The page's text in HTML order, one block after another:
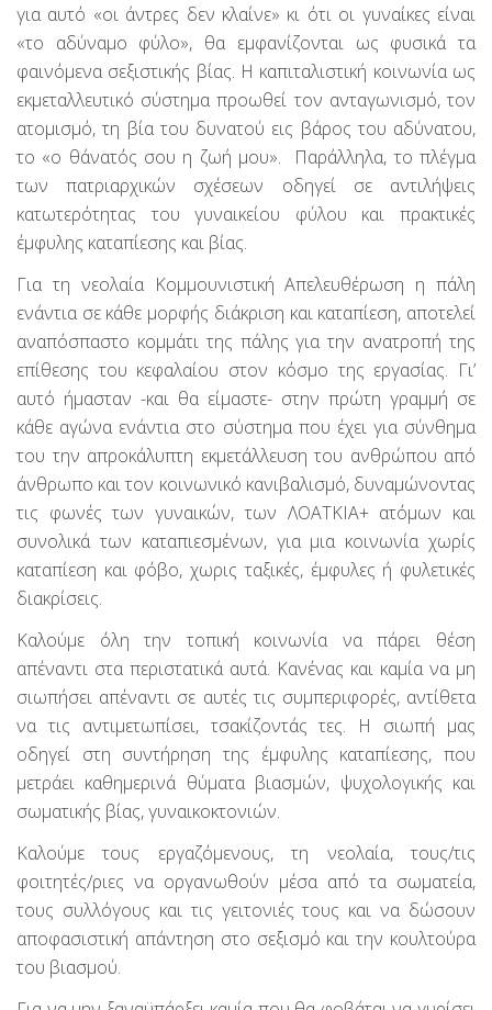
για αυτό «οι άντρες δεν κλαίνε» κι ότι οι γυναίκες είναι
«το αδύναμο φύλο», θα εμφανίζονται ως φυσικά τα
φαινόμενα σεξιστικής βίας. Η καπιταλιστική κοινωνία ως
εκμεταλλευτικό σύστημα προωθεί τον ανταγωνισμό, τον
ατομισμό, τη βία του δυνατού εις βάρος του αδύνατου,
το «ο θάνατός σου η ζωή μου».
Παράλληλα, το πλέγμα
των πατριαρχικών σχέσεων οδηγεί σε αντιλήψεις
κατωτερότητας του γυναικείου φύλου και πρακτικές
έμφυλης καταπίεσης και βίας.
Για τη νεολαία Κομμουνιστική Απελευθέρωση η πάλη
ενάντια σε κάθε μορφής διάκριση και καταπίεση, αποτελεί
αναπόσπαστο κομμάτι της πάλης για την ανατροπή της
επίθεσης του κεφαλαίου στον κόσμο της εργασίας. Γι’
αυτό ήμασταν -και θα είμαστε- στην πρώτη γραμμή σε
κάθε αγώνα ενάντια στο σύστημα που έχει για σύνθημα
του την απροκάλυπτη εκμετάλλευση του ανθρώπου από
άνθρωπο και τον κοινωνικό κανιβαλισμό, δυναμώνοντας
τις φωνές των γυναικών, των ΛΟΑΤΚΙΑ+ ατόμων και
συνολικά των καταπιεσμένων, για μια κοινωνία χωρίς
καταπίεση και φόβο, χωρις ταξικές, έμφυλες ή φυλετικές
διακρίσεις.
Καλούμε όλη την τοπική κοινωνία να πάρει θέση
απέναντι στα περιστατικά αυτά. Κανένας και καμία να μη
σιωπήσει απέναντι σε αυτές τις συμπεριφορές, αντίθετα
να τις αντιμετωπίσει, τσακίζοντάς τες. Η σιωπή μας
οδηγεί στη συντήρηση της έμφυλης καταπίεσης, που
μετράει καθημερινά θύματα βιασμών, ψυχολογικής και
σωματικής βίας, γυναικοκτονιών.
Καλούμε τους εργαζόμενους, τη νεολαία, τους/τις
φοιτητές/ριες να οργανωθούν μέσα από τα σωματεία,
τους συλλόγους και τις γειτονιές τους και να δώσουν
αποφασιστική απάντηση στο σεξισμό και την κουλτούρα
του βιασμού.